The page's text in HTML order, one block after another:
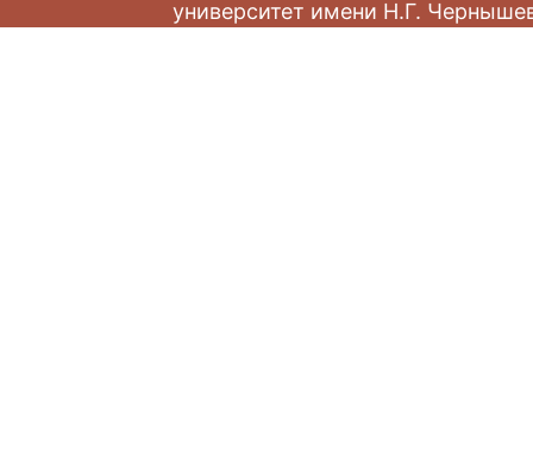
университет имени Н.Г.